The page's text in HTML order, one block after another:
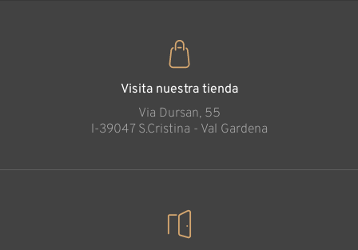
Visita nuestra tienda
Via Dursan, 55
l-39047 S.Cristina - Val Gardena